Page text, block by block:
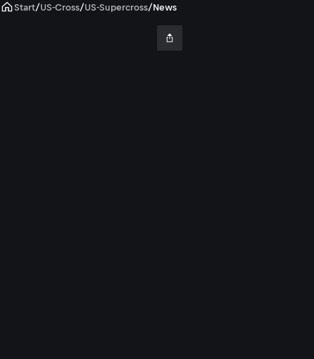
Start/US-Cross/US-Supercross/News